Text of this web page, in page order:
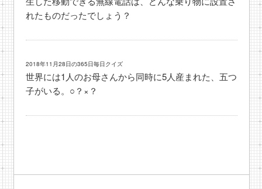
れたものだったでしょう？
2018年11月28日の365日毎日クイズ
世界には1人のお母さんから同時に5人産まれた、五つ
子がいる。○？×？